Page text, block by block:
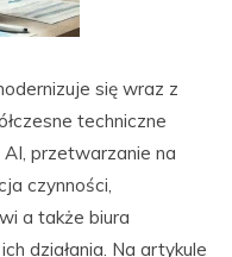
się wraz z
techniczne
przetwarzanie na
czynności,
a także biura
działania. Na artykule